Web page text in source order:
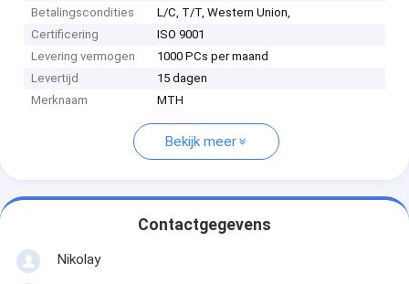
Betalingscondities
L/C, T/T, Western Union,
Certificering
ISO 9001
Levering vermogen
1000 PCs per maand
Levertijd
15 dagen
Merknaam
MTH
Bekijk meer
Contactgegevens
Nikolay